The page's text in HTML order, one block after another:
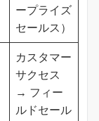
ープライズ
セールス）
カスタマー
サクセス
→ フィー
ルドセール